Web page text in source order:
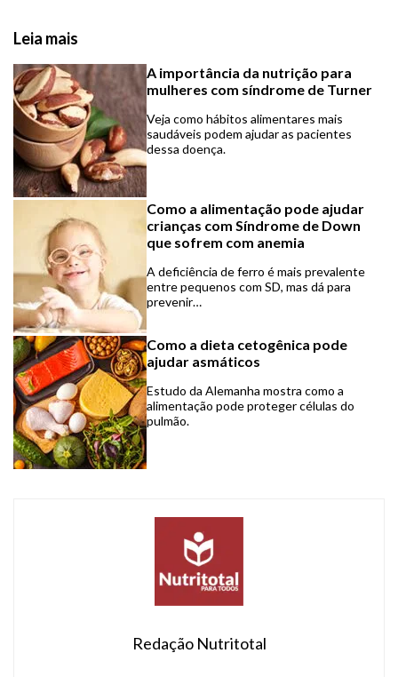
Leia mais
A importância da nutrição para
mulheres com síndrome de Turner
Veja como hábitos alimentares mais
saudáveis podem ajudar as pacientes
dessa doença.
Como a alimentação pode ajudar
crianças com Síndrome de Down
que sofrem com anemia
A deficiência de ferro é mais prevalente
entre pequenos com SD, mas dá para
prevenir…
Como a dieta cetogênica pode
ajudar asmáticos
Estudo da Alemanha mostra como a
alimentação pode proteger células do
pulmão.
Redação Nutritotal